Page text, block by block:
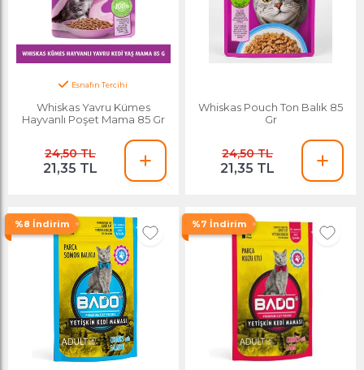
Esnafın Tercihi
Whiskas Yavru Kümes
Hayvanlı Poşet Mama 85 Gr
24,50 TL
21,35 TL
Whiskas Pouch Ton Balık 85
Gr
24,50 TL
21,35 TL
%8 İndirim %7 İndirim